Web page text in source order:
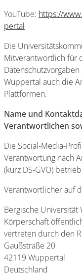
YouTube: https://
pertal
Die
Mitverantwortlich für
Wuppertal auch die
Plattformen.
Name und
Verantwortlichen
Die Social-Media-
Verantwortung nach
(kurz DS-GVO)
Verantwortlicher auf
Bergische
Körperschaft
vertreten durch den
Gaußstraße 20
42119 Wuppertal
Deutschland